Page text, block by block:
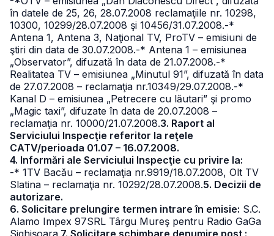
în datele de 25, 26, 28.07.2008 reclamaţiile nr. 10298,
10300, 10299/28.07.2008 şi 10456/31.07.2008.-*
Antena 1, Antena 3, Naţional TV, ProTV – emisiuni de
ştiri din data de 30.07.2008.-* Antena 1 – emisiunea
„Observator”, difuzată în data de 21.07.2008.-*
Realitatea TV – emisiunea „Minutul 91”, difuzată în data
de 27.07.2008 – reclamaţia nr.10349/29.07.2008.-*
Kanal D – emisiunea „Petrecere cu lăutari” şi promo
„Magic taxi”, difuzate în data de 20.07.2008 –
reclamaţia nr. 10000/21.07.2008.3. Raport al
Serviciului Inspecţie referitor la reţele
CATV/perioada 01.07 – 16.07.2008.
4. Informări ale Serviciului Inspecţie cu privire la:
-* 1TV Bacău – reclamaţia nr.9919/18.07.2008, Olt TV
Slatina – reclamaţia nr. 10292/28.07.2008.5. Decizii de
autorizare.
6. Solicitare prelungire termen intrare în emisie: S.C.
Alamo Impex 97SRL Târgu Mureş pentru Radio GaGa
Sighişoara.7. Solicitare schimbare denumire post :